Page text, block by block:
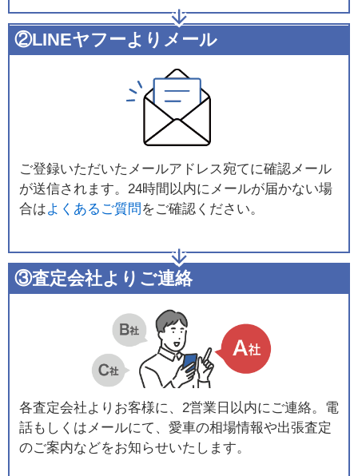
②LINEヤフーよりメール
ご登録いただいたメールアドレス宛てに確認メール
が送信されます。24時間以内にメールが届かない場
合はよくあるご質問 をご確認ください。
③査定会社よりご連絡
各査定会社よりお客様に、2営業日以内にご連絡。電
話もしくはメールにて、愛車の相場情報や出張査定
のご案内などをお知らせいたします。